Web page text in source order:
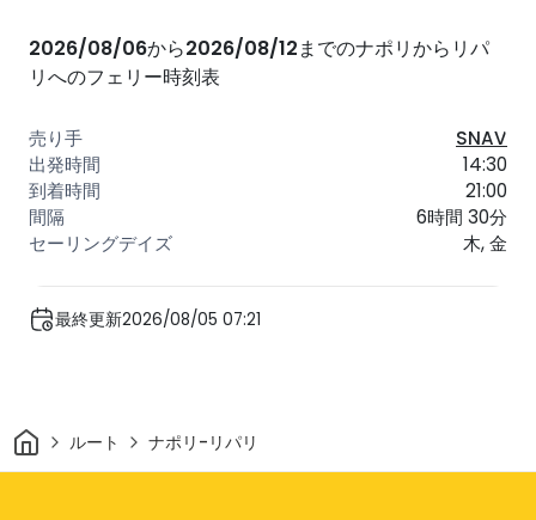
2026/08/06から2026/08/12までのナポリからリパ
リへのフェリー時刻表
SNAV
14:30
21:00
6時間 30分
木, 金
最終更新2026/08/05 07:21
家 ルート ナポリ-リパリ